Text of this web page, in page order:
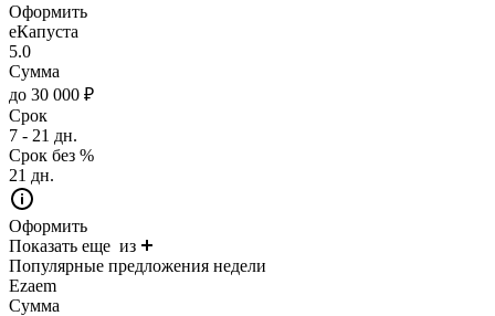
Оформить
еКапуста
5.0
Сумма
до 30 000 ₽
Срок
7 - 21 дн.
Срок без %
21 дн.
Оформить
Показать еще из
Популярные предложения недели
Ezaem
Сумма